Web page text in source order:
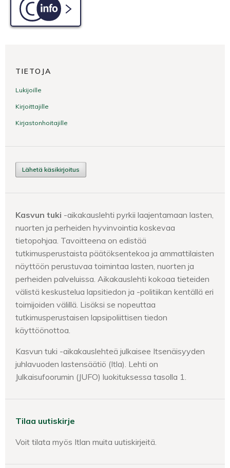
C-info
TIETOJA
Lukijoille
Kirjoittajille
Kirjastonhoitajille
Lähetä käsikirjoitus
Kasvun tuki -aikakauslehti pyrkii laajentamaan lasten,
nuorten ja perheiden hyvinvointia koskevaa
tietopohjaa. Tavoitteena on edistää
tutkimusperustaista päätöksentekoa ja ammattilaisten
näyttöön perustuvaa toimintaa lasten, nuorten ja
perheiden palveluissa. Aikakauslehti kokoaa tieteiden
välistä keskustelua lapsitiedon ja -politiikan kentällä eri
toimijoiden välillä. Lisäksi se nopeuttaa
tutkimusperustaisen lapsipoliittisen tiedon
käyttöönottoa.
Kasvun tuki -aikakauslehteä julkaisee Itsenäisyyden
juhlavuoden lastensäätiö (Itla). Lehti on
Julkaisufoorumin (JUFO) luokituksessa tasolla 1.
Tilaa uutiskirje
Voit tilata myös Itlan muita uutiskirjeitä.